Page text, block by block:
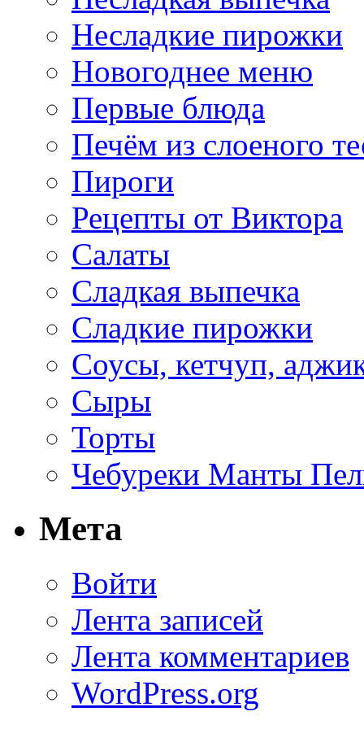
Несладкие пирожки
Новогоднее меню
Первые блюда
Печём из слоеного
Пироги
Рецепты от Виктора
Салаты
Сладкая выпечка
Сладкие пирожки
Соусы, кетчуп,
Сыры
Торты
Чебуреки Манты
Мета
Войти
Лента записей
Лента комментариев
WordPress.org